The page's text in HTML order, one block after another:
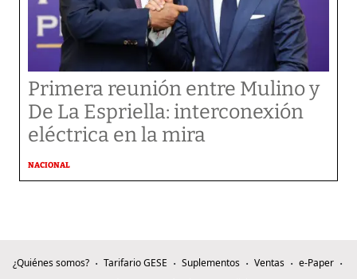
Primera reunión entre Mulino y
De La Espriella: interconexión
eléctrica en la mira
NACIONAL
¿Quiénes somos? Tarifario GESE Suplementos Ventas
e-Paper